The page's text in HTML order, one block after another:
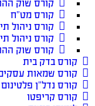
קורס שוק
קורס מט”ח
קורס ניהול
קורס ניהול
קורס שוק
קורס בדק בית
קורס שמאות
קורס נדל”ן פלטינום
קורס קריפטו